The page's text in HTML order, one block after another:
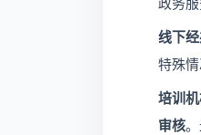
线下
特殊情
培训
审核